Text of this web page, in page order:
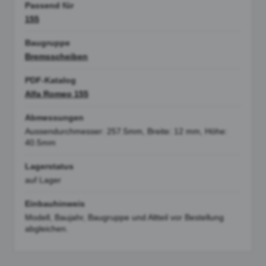
Passend für
155
Baugruppe
Bremsscheiben
PDF-Katalog
Alfa Romeo 155
Abmessungen
Aussendurchmesser: 257.5mm, Breite: 12 mm, Höhe:
40.5mm
Lagerstatus
auf Lager
Einbauhinweis
Modell, Baujahr, Baugruppe und Altteil vor Bestellung
abgleichen.